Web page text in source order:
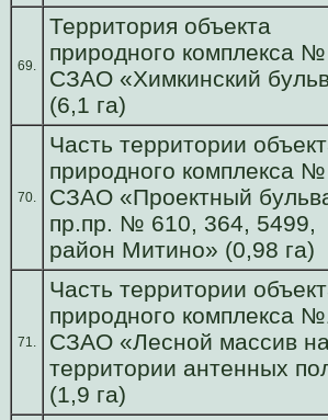
69.
Территория объекта
природного комплекса
СЗАО «Химкинский
(6,1 га)
70.
Часть территории
природного комплекса
СЗАО «Проектный
пр.пр. № 610, 364, 5499,
район Митино» (0,98 га)
71.
Часть территории
природного комплекса
СЗАО «Лесной массив
территории антенных
(1,9 га)